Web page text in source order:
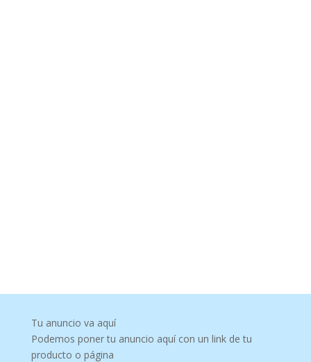
Tu anuncio va aquí
Podemos poner tu anuncio aquí con un link de tu
producto o página